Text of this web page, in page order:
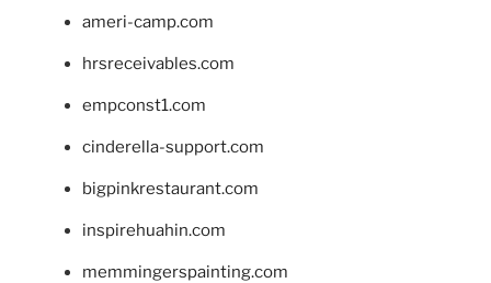
ameri-camp.com
hrsreceivables.com
empconst1.com
cinderella-support.com
bigpinkrestaurant.com
inspirehuahin.com
memmingerspainting.com